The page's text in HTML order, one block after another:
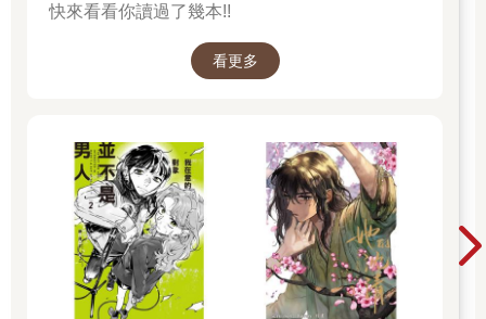
快來看看你讀過了幾本!!
看更多